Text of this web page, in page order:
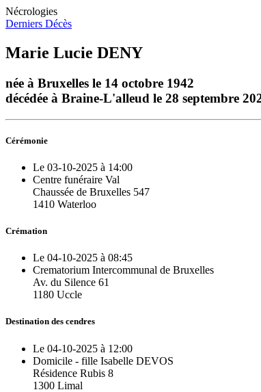
Nécrologies
Derniers Décès
Marie Lucie DENY
née à Bruxelles le 14 octobre 1942
décédée à Braine-L'alleud le 28 septembre
Cérémonie
Le 03-10-2025 à 14:00
Centre funéraire Val
Chaussée de Bruxelles 547
1410 Waterloo
Crémation
Le 04-10-2025 à 08:45
Crematorium Intercommunal de Bruxelles
Av. du Silence 61
1180 Uccle
Destination des cendres
Le 04-10-2025 à 12:00
Domicile - fille Isabelle DEVOS
Résidence Rubis 8
1300 Limal